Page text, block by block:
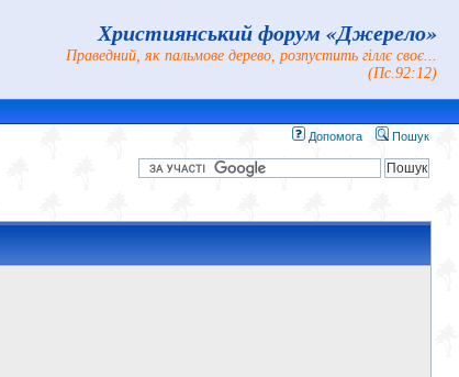
Християнський форум «Джерело»
Праведний, як пальмове дерево, розпустить гіллє своє...
(Пс.92:12)
Допомога Пошук